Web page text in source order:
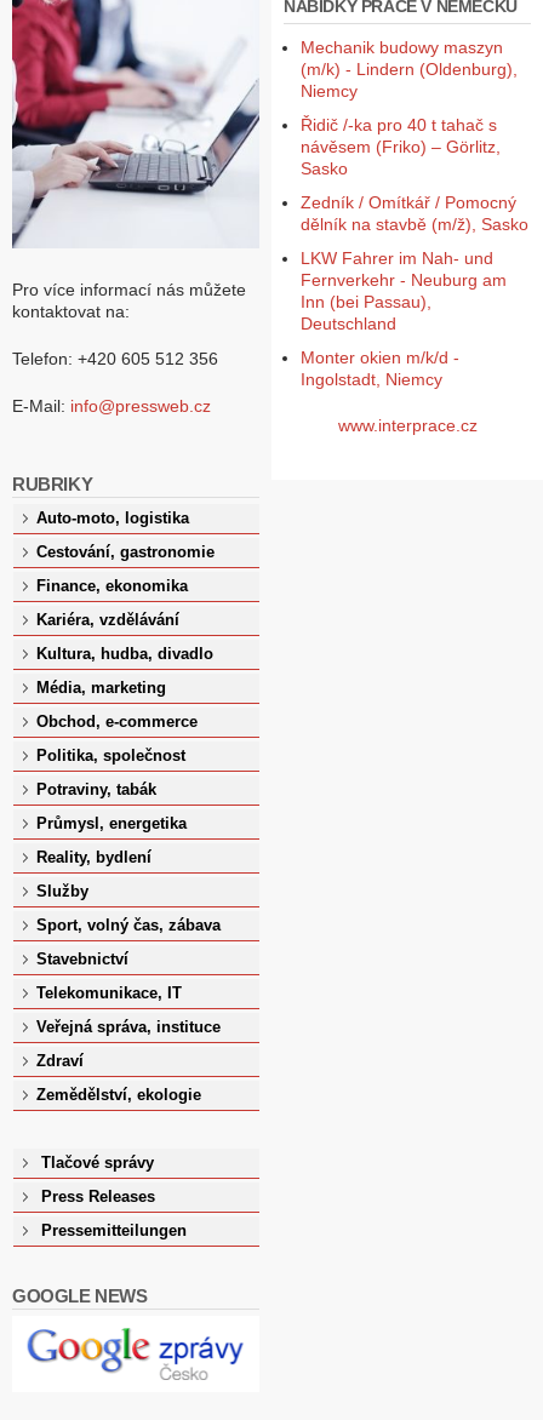
Pro více informací nás můžete
kontaktovat na:
Telefon: +420 605 512 356
E-Mail: info@pressweb.cz
RUBRIKY
Auto-moto, logistika
Cestování, gastronomie
Finance, ekonomika
Kariéra, vzdělávání
Kultura, hudba, divadlo
Média, marketing
Obchod, e-commerce
Politika, společnost
Potraviny, tabák
Průmysl, energetika
Reality, bydlení
Služby
Sport, volný čas, zábava
Stavebnictví
Telekomunikace, IT
Veřejná správa, instituce
Zdraví
Zemědělství, ekologie
Tlačové správy
Press Releases
Pressemitteilungen
GOOGLE NEWS
NABÍDKY PRÁCE V NĚMECKU
Mechanik budowy maszyn
(m/k) - Lindern (Oldenburg),
Niemcy
Řidič /-ka pro 40 t tahač s
návěsem (Friko) – Görlitz,
Sasko
Zedník / Omítkář / Pomocný
dělník na stavbě (m/ž), Sasko
LKW Fahrer im Nah- und
Fernverkehr - Neuburg am
Inn (bei Passau),
Deutschland
Monter okien m/k/d -
Ingolstadt, Niemcy
www.interprace.cz